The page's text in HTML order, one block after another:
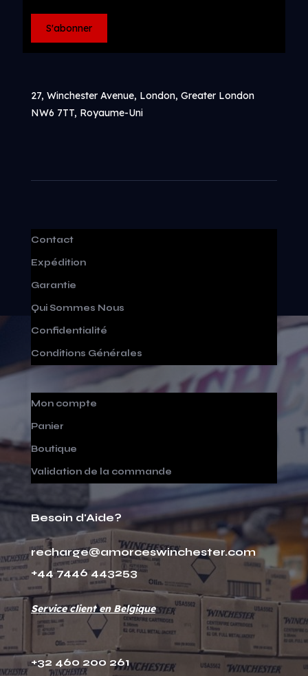
27, Winchester Avenue, London, Greater London
NW6 7TT, Royaume-Uni
Contact
Expédition
Garantie
Qui Sommes Nous
Confidentialité
Conditions Générales
Mon compte
Panier
Boutique
Validation de la commande
Besoin d'Aide?
recharge@amorceswinchester.com
+44 7446 443253
Service client en Belgique
+32 460 200 261